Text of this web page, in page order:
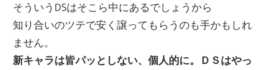
そういうDSはそこら中にあるでしょうから
知り合いのツテで安く譲ってもらうのも手かもしれ
ません。
新キャラは皆パッとしない、個人的に。ＤＳはやっ